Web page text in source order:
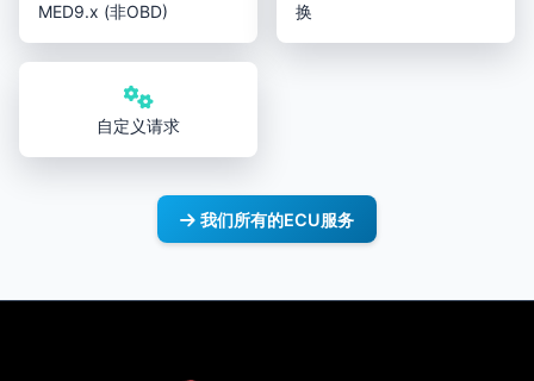
MED9.x (非OBD)
换
自定义请求
我们所有的ECU服务